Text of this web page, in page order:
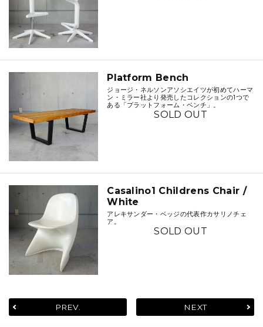
Platform Bench
ジョージ・ネルソンアソシエイツが初めてハーマ
ン・ミラー社より発売したコレクションの1つで
ある「プラットフォーム・ベンチ」。
SOLD OUT
Casalino1 Childrens Chair /
White
アレキサンダー・ベッジの代表作カサリノチェ
ア。
SOLD OUT
PREV. NEXT